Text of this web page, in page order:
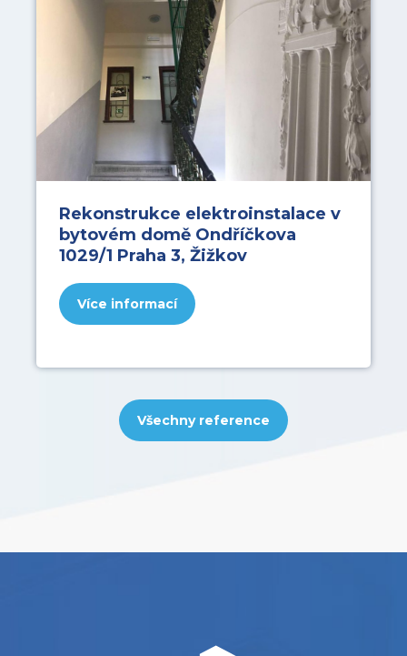
Rekonstrukce elektroinstalace v
bytovém domě Ondříčkova
1029/1 Praha 3, Žižkov
Více informací
Všechny reference